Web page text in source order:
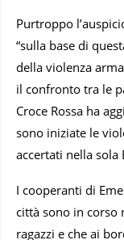
Purtroppo
“sulla base di
della violenza
il confronto tra le
Croce Rossa ha
sono iniziate le
accertati nella sola
I cooperanti di
città sono in corso
ragazzi e che ai